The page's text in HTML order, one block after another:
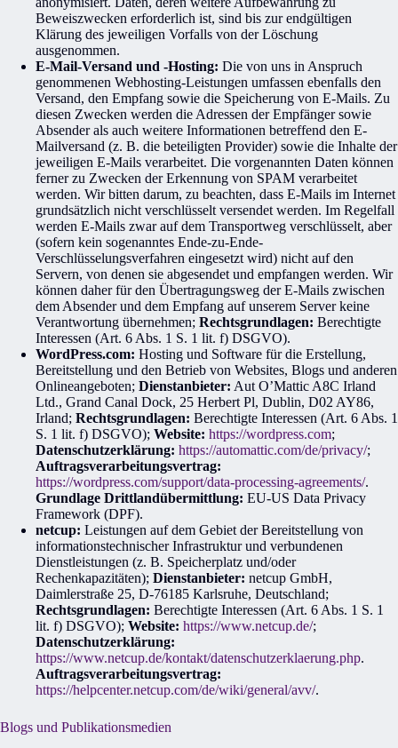
Beweiszwecken erforderlich ist, sind bis zur endgültigen
Klärung des jeweiligen Vorfalls von der Löschung
ausgenommen.
E-Mail-Versand und -Hosting: Die von uns in Anspruch
genommenen Webhosting-Leistungen umfassen ebenfalls den
Versand, den Empfang sowie die Speicherung von E-Mails. Zu
diesen Zwecken werden die Adressen der Empfänger sowie
Absender als auch weitere Informationen betreffend den E-
Mailversand (z. B. die beteiligten Provider) sowie die Inhalte der
jeweiligen E-Mails verarbeitet. Die vorgenannten Daten können
ferner zu Zwecken der Erkennung von SPAM verarbeitet
werden. Wir bitten darum, zu beachten, dass E-Mails im Internet
grundsätzlich nicht verschlüsselt versendet werden. Im Regelfall
werden E-Mails zwar auf dem Transportweg verschlüsselt, aber
(sofern kein sogenanntes Ende-zu-Ende-
Verschlüsselungsverfahren eingesetzt wird) nicht auf den
Servern, von denen sie abgesendet und empfangen werden. Wir
können daher für den Übertragungsweg der E-Mails zwischen
dem Absender und dem Empfang auf unserem Server keine
Verantwortung übernehmen; Rechtsgrundlagen: Berechtigte
Interessen (Art. 6 Abs. 1 S. 1 lit. f) DSGVO).
WordPress.com: Hosting und Software für die Erstellung,
Bereitstellung und den Betrieb von Websites, Blogs und anderen
Onlineangeboten; Dienstanbieter: Aut O’Mattic A8C Irland
Ltd., Grand Canal Dock, 25 Herbert Pl, Dublin, D02 AY86,
Irland; Rechtsgrundlagen: Berechtigte Interessen (Art. 6 Abs. 1
S. 1 lit. f) DSGVO); Website: https://wordpress.com;
Datenschutzerklärung: https://automattic.com/de/privacy/;
Auftragsverarbeitungsvertrag:
https://wordpress.com/support/data-processing-agreements/.
Grundlage Drittlandübermittlung: EU-US Data Privacy
Framework (DPF).
netcup: Leistungen auf dem Gebiet der Bereitstellung von
informationstechnischer Infrastruktur und verbundenen
Dienstleistungen (z. B. Speicherplatz und/oder
Rechenkapazitäten); Dienstanbieter: netcup GmbH,
Daimlerstraße 25, D-76185 Karlsruhe, Deutschland;
Rechtsgrundlagen: Berechtigte Interessen (Art. 6 Abs. 1 S. 1
lit. f) DSGVO); Website: https://www.netcup.de/;
Datenschutzerklärung:
https://www.netcup.de/kontakt/datenschutzerklaerung.php.
Auftragsverarbeitungsvertrag:
https://helpcenter.netcup.com/de/wiki/general/avv/.
Blogs und Publikationsmedien